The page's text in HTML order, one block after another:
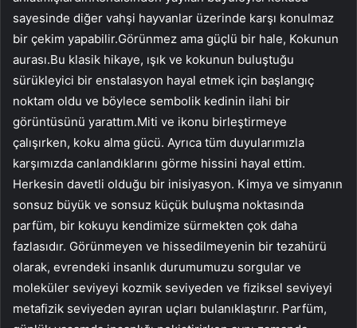
sayesinde diğer vahşi hayvanlar üzerinde karşı konulmaz
bir çekim yapabilir.Görünmez ama güçlü bir hale, Kokunun
aurası.Bu klasik hikaye, ışık ve kokunun buluştuğu
sürükleyici bir enstalasyon hayal etmek için başlangıç ​​
noktam oldu ve böylece sembolik kedinin ilahi bir
görüntüsünü yarattım.Miti ve ikonu birleştirmeye
çalışırken, koku alma gücü. Ayrıca tüm duyularımızla
karşımızda canlandıklarını görme hissini hayal ettim.
Herkesin davetli olduğu bir inisiyasyon. Kimya ve simyanın
sonsuz büyük ve sonsuz küçük buluşma noktasında
parfüm, bir kokuyu kendimize sürmekten çok daha
fazlasıdır. Görünmeyen ve hissedilmeyenin bir tezahürü
olarak, evrendeki insanlık durumumuzu sorgular ve
moleküler seviyeyi kozmik seviyeden ve fiziksel seviyeyi
metafizik seviyeden ayıran uçları bulanıklaştırır. Parfüm,